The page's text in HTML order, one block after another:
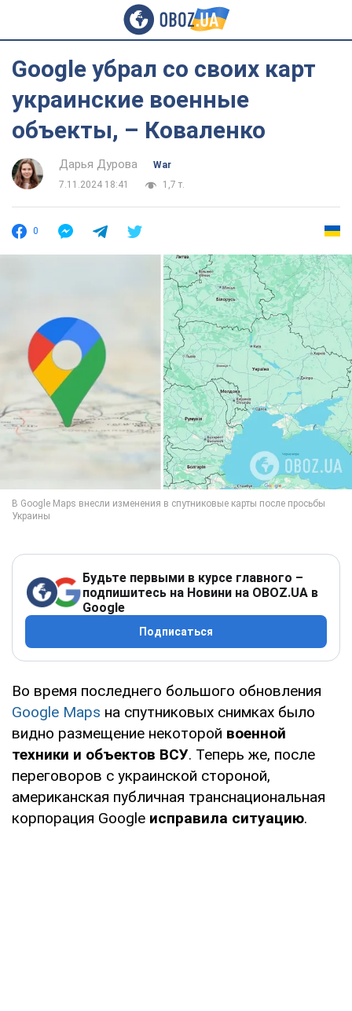
Google убрал со своих карт
украинские военные
объекты, – Коваленко
Дарья Дурова
War
7.11.2024 18:41
1,7 т.
0
Будьте первыми в курсе главного –
подпишитесь на Новини на OBOZ.UA в
Google
Подписаться
Во время последнего большого обновления
Google Maps на спутниковых снимках было
видно размещение некоторой военной
техники и объектов ВСУ. Теперь же, после
переговоров с украинской стороной,
американская публичная транснациональная
корпорация Google исправила ситуацию.